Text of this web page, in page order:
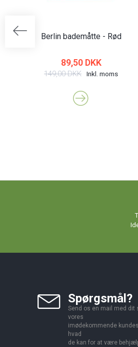
Berlin bademåtte - Rød
89,50 DKK
149,00 DKK Inkl. moms
Spørgsmål?
Send os en mail med dit
vores
imødekommende
hvad
de kan for at være